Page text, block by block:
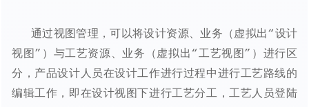
通过视图管理，可以将设计资源、业务（虚拟出“设计
视图”）与工艺资源、业务（虚拟出“工艺视图”）进行区
分，产品设计人员在设计工作进行过程中进行工艺路线的
编辑工作，即在设计视图下进行工艺分工，工艺人员登陆